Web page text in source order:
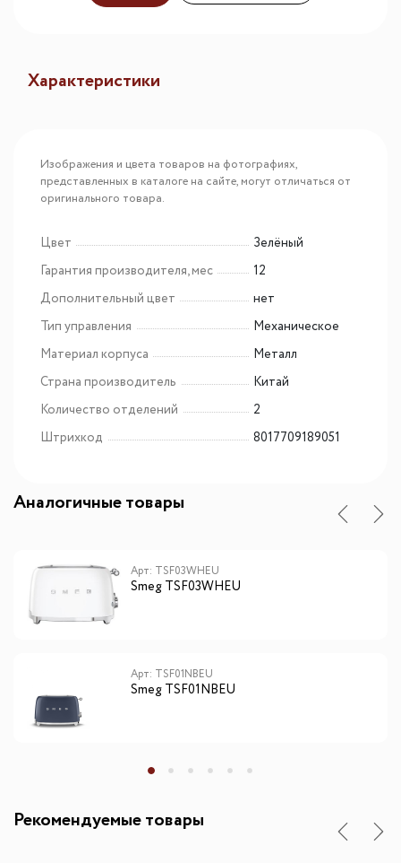
Характеристики
Изображения и цвета товаров на фотографиях,
представленных в каталоге на сайте, могут отличаться от
оригинального товара.
Цвет
Зелёный
Гарантия производителя, мес
12
Дополнительный цвет
нет
Тип управления
Механическое
Материал корпуса
Металл
Страна производитель
Китай
Количество отделений
2
Штрихкод
8017709189051
Аналогичные товары
Арт: TSF03WHEU
Smeg TSF03WHEU
Арт: TSF01NBEU
Smeg TSF01NBEU
Рекомендуемые товары